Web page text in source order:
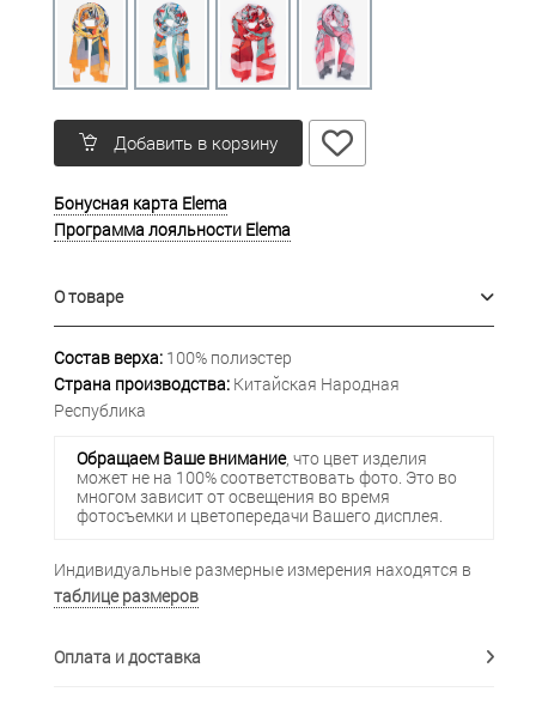
Добавить в корзину
Бонусная карта Elema
Программа лояльности Elema
О товаре
Состав верха: 100% полиэстер
Страна производства: Китайская Народная
Республика
Обращаем Ваше внимание, что цвет изделия
может не на 100% соответствовать фото. Это во
многом зависит от освещения во время
фотосъемки и цветопередачи Вашего дисплея.
Индивидуальные размерные измерения находятся в
таблице размеров
Оплата и доставка